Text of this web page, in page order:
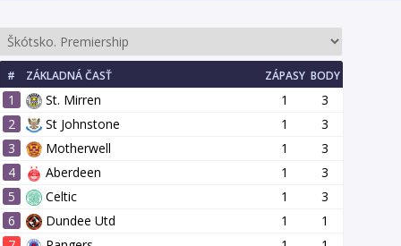
14 kolo 15 kolo
# ZÁKLADNÁ ČASŤ ZÁPASY BODY
1 St. Mirren 1
3
2
St Johnstone 1
3
3
Motherwell 1
3
4
Aberdeen 1
3
5
Celtic 1
3
6
Dundee Utd 1
1